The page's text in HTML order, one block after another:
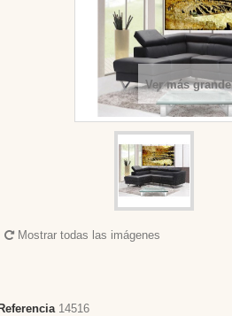
Ver más grande
Mostrar todas las imágenes
14516